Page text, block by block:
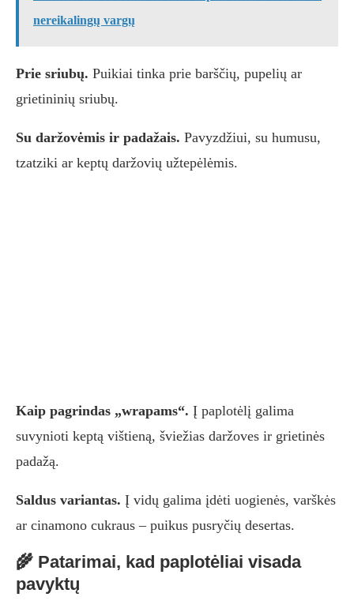
nereikalingų vargų
Prie sriubų. Puikiai tinka prie barščių, pupelių ar
grietininių sriubų.
Su daržovėmis ir padažais. Pavyzdžiui, su humusu,
tzatziki ar keptų daržovių užtepėlėmis.
Kaip pagrindas „wrapams“. Į paplotėlį galima
suvynioti keptą vištieną, šviežias daržoves ir grietinės
padažą.
Saldus variantas. Į vidų galima įdėti uogienės, varškės
ar cinamono cukraus – puikus pusryčių desertas.
🌾 Patarimai, kad paplotėliai visada
pavyktų